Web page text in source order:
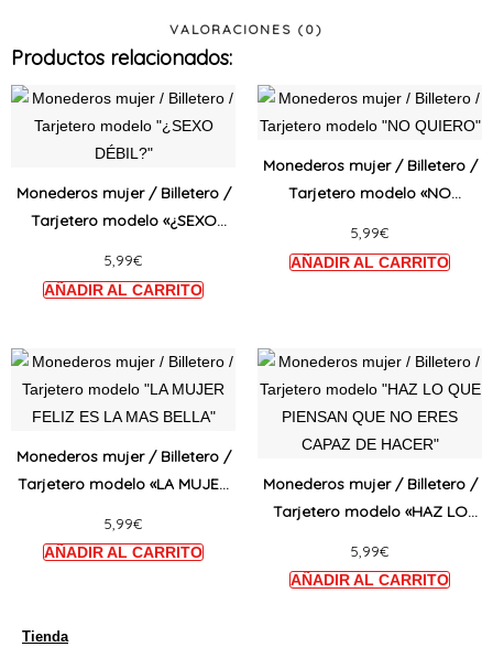
VALORACIONES (0)
Productos relacionados:
Monederos mujer / Billetero /
Tarjetero modelo «¿SEXO
5,99€
Este
producto
se
en
la
página
de
producto
Monederos mujer / Billetero /
Tarjetero modelo «NO
5,99€
Este
en
la
Monederos mujer / Billetero /
Tarjetero modelo «LA MUJER
5,99€
Este
producto
tiene
Monederos mujer / Billetero /
Tarjetero modelo «HAZ LO
CAPAZ DE HACER»
5,99€
Este
tiene
Tienda